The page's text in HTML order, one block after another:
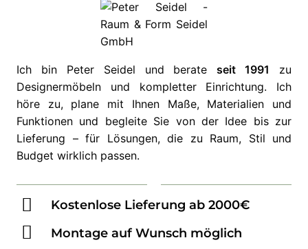
Ich bin Peter Seidel und berateseit 1991
zu
Designermöbeln und kompletter Einrichtung. Ich
höre zu, plane mit Ihnen Maße, Materialien und
Funktionen und begleite Sie von der Idee bis zur
Lieferung – für Lösungen, die zu Raum, Stil und
Budget wirklich passen.
Kostenlose Lieferung ab 2000€
Montage auf Wunsch möglich